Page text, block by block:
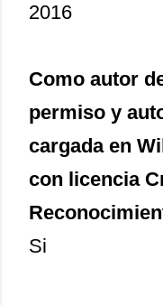
2016
Como autor
permiso y
cargada en
con licencia
Si